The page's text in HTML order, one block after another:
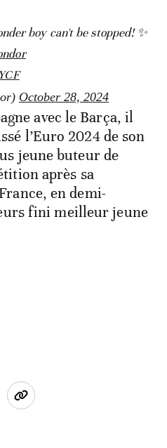
boy can't be stopped! ✨
October 28, 2024
avec le Barça, il
l’Euro 2024 de son
jeune buteur de
après sa
en demi-
fini meilleur jeune